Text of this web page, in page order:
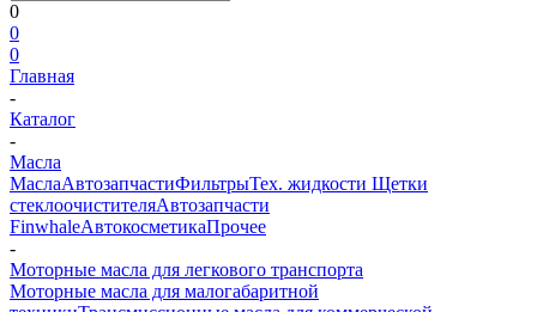
0
0
0
Главная
-
Каталог
-
Масла
МаслаАвтозапчастиФильтрыТех. жидкости Щетки
стеклоочистителяАвтозапчасти
FinwhaleАвтокосметикаПрочее
-
Моторные масла для легкового транспорта
Моторные масла для малогабаритной